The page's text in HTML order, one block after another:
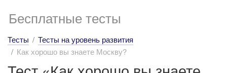
Бесплатные тесты
Тесты
Тесты на уровень развития
Как хорошо вы знаете Москву?